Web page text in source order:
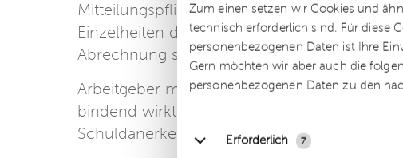
Zum einen setzen wir Cookies und
technisch erforderlich sind. Für diese
personenbezogenen Daten ist Ihre
Gern möchten wir aber auch die
personenbezogenen Daten zu den
Erforderlich 7
Mitteilungspflichten gemäß § 108 GewO
Einzelheiten der Gehaltszahlung. Dadurch
Abrechnung sollen keine bindenden
Arbeitgeber müssen daher nicht
bindend wirkt, sofern keine besonderen
Schuldanerkenntnis gewertet werden